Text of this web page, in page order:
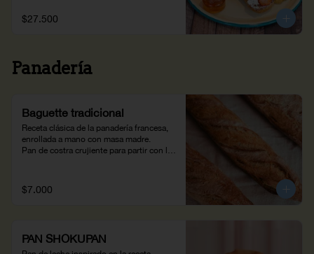
$27.500
Panadería
Baguette tradicional
Receta clásica de la panadería francesa,
enrollada a mano con masa madre.
Pan de costra crujiente para partir con la
$7.000
PAN SHOKUPAN